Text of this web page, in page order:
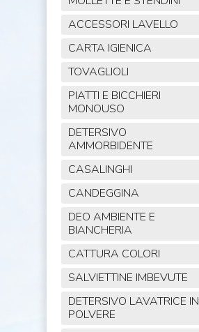
ACCESSORI LAVELLO
CARTA IGIENICA
TOVAGLIOLI
PIATTI E BICCHIERI
MONOUSO
DETERSIVO
AMMORBIDENTE
CASALINGHI
CANDEGGINA
DEO AMBIENTE E
BIANCHERIA
CATTURA COLORI
SALVIETTINE IMBEVUTE
DETERSIVO LAVATRICE IN
POLVERE